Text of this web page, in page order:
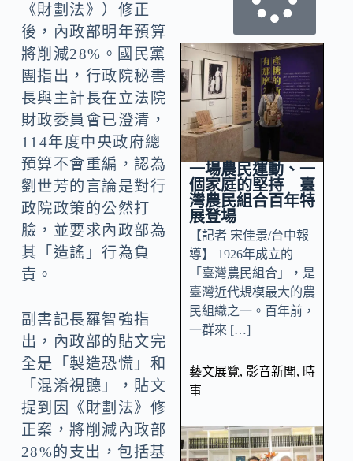
《財劃法》）修正
後，內政部明年預算
將削減28%。國民黨
團指出，行政院秘書
長與主計長在立法院
財政委員會已澄清，
114年度中央政府總
預算不會重編，認為
劉世芳的言論是對行
政院政策的公然打
臉，並要求內政部為
其「造謠」行為負
責。
副書記長羅智強指
出，內政部的貼文完
全是「製造恐慌」和
「混淆視聽」，貼文
提到因《財劃法》修
正案，將削減內政部
28%的支出，包括基
一場農民運動、一
個家庭的堅持 臺
灣農民組合百年特
展登場
【記者 宋佳景/台中報
導】 1926年成立的
「臺灣農民組合」，是
臺灣近代規模最大的農
民組織之一。百年前，
一群來 […]
藝文展覽, 影音新聞, 時
事